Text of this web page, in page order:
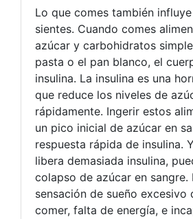
Lo que comes también
sientes. Cuando comes
azúcar y carbohidratos
pasta o el pan blanco, el
insulina. La insulina es una
que reduce los niveles de
rápidamente. Ingerir estos
un pico inicial de azúcar en
respuesta rápida de insulina.
libera demasiada insulina,
colapso de azúcar en
sensación de sueño excesivo
comer, falta de energía, e